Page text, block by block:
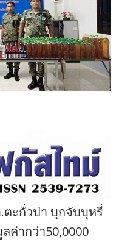
ตะกั่วป่า บุกจับบุหรี่
ค่ากว่า50,0000